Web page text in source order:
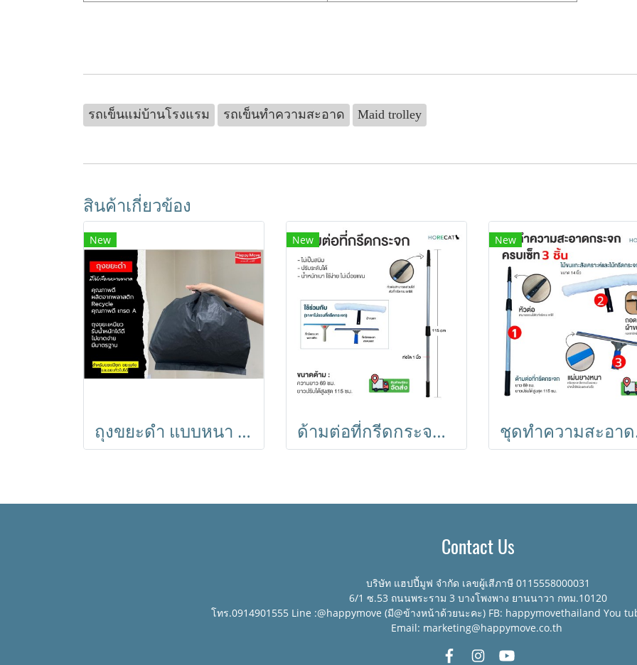
รถเข็นแม่บ้านโรงแรม รถเข็นทำความสะอาด Maid trolley
สินค้าเกี่ยวข้อง
New
ถุงขยะดำ แบบหนา ทำจากเม็ดพลาสติกอย่างดี เกรด A ปราศจากกลิ่นฉุน ถุงขยะมีความเหนียว ทนทาน
New
ด้ามต่อที่กรีดกระจก ปรับได้ 69-115cm. ไม่เป็นสนิม น้ำหนักเบา Horecat 45828
New
ชุดทำค
Contact Us
บริษัท แฮปปี้มูฟ จำกัด เลขผู้เสีภาษี 0115558000031
6/1 ซ.53 ถนนพระราม 3 บางโพงพาง ยานนาวา กทม.10120
โทร.0914901555 Line :@happymove (มี@ข้างหน้าด้วยนะคะ) FB: happymovethailand You
Email: marketing@happymove.co.th